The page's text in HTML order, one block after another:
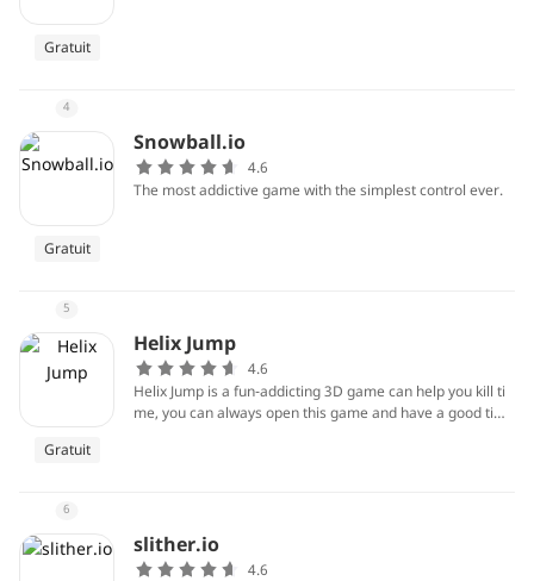
Gratuit
4
Gratuit
Snowball.io
4.6
The most addictive game with the simplest control ever.
5
Gratuit
Helix Jump
4.6
Helix Jump is a fun-addicting 3D game can help you kill ti
me, you can always open this game and have a good tim
6
slither.io
4.6